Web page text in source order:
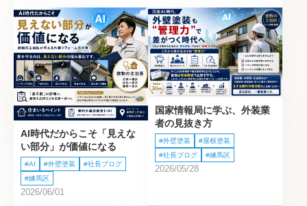
AI時代だからこそ「見えな
い部分」が価値になる
AI 外壁塗装
社長ブログ
練馬区
2026/06/01
国家情報局に学ぶ、外装業
者の見抜き方
外壁塗装
屋根塗装
社長ブログ
練馬区
2026/05/28